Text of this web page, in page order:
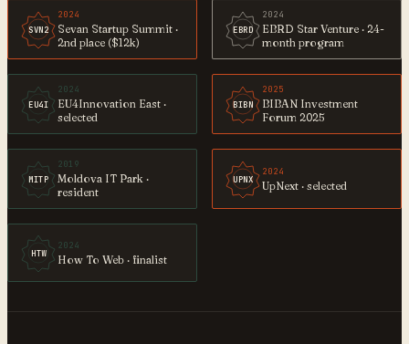
SVN2
2024
Sevan Startup Summit ·
2nd place ($12k)
EBRD
2024
EBRD Star Venture · 24-
month program
EU4I
2024
EU4Innovation East ·
selected
BIBN
2025
BIBAN Investment
Forum 2025
MITP
2019
Moldova IT Park ·
resident
UPNX
2024
UpNext · selected
HTW
2024
How To Web · finalist